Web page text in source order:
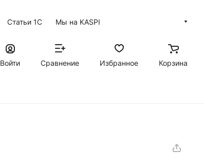
Статьи 1С Мы на KASPI
Войти
Сравнение Избранное Корзина